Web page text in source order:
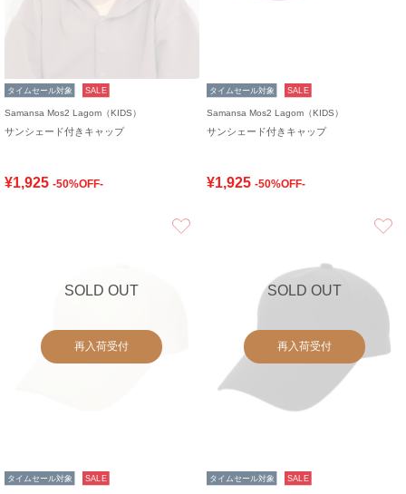
タイムセール対象 SALE
Samansa Mos2 Lagom（KIDS）
サンシェード付きキャップ
¥1,925 -50%OFF-
タイムセール対象 SALE
Samansa Mos2 Lagom（KIDS）
サンシェード付きキャップ
¥1,925 -50%OFF-
SOLD OUT
再入荷受付
タイムセール対象 SALE
SOLD OUT
再入荷受付
タイムセール対象 SALE